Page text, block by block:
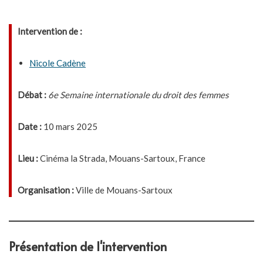
Intervention de :
Nicole Cadène
Débat : 6e Semaine internationale du droit des femmes
Date : 10 mars 2025
Lieu :Cinéma la Strada, Mouans-Sartoux, France
Organisation :Ville de Mouans-Sartoux
Présentation de l'intervention